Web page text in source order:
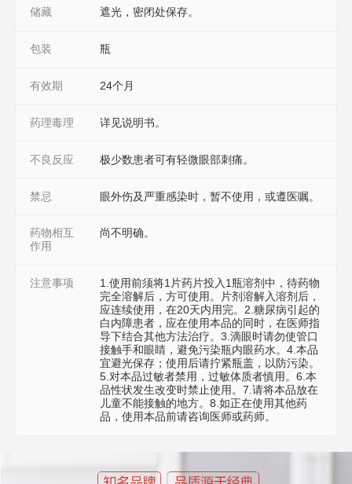
储藏 遮光，密闭处保存。
包装 瓶
有效期 24个月
药理毒理 详见说明书。
不良反应 极少数患者可有轻微眼部刺痛。
禁忌 眼外伤及严重感染时，暂不使用，或遵医嘱。
药物相互
作用
尚不明确。
注意事项
1.使用前须将1片药片投入1瓶溶剂中，待药物
完全溶解后，方可使用。片剂溶解入溶剂后，
应连续使用，在20天内用完。2.糖尿病引起的
白内障患者，应在使用本品的同时，在医师指
导下结合其他方法治疗。3.滴眼时请勿使管口
接触手和眼睛，避免污染瓶内眼药水。4.本品
宜避光保存；使用后请拧紧瓶盖，以防污染。
5.对本品过敏者禁用，过敏体质者慎用。6.本
品性状发生改变时禁止使用。7.请将本品放在
儿童不能接触的地方。8.如正在使用其他药
品，使用本品前请咨询医师或药师。